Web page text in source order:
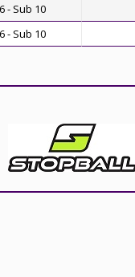
- Sub 10
- Sub 10